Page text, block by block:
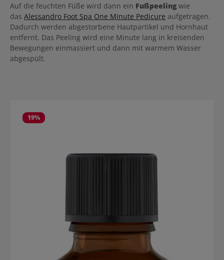
Auf die feuchten Füße wird dann ein Fußpeeling wie
das Alessandro Foot Spa One Minute Pedicure aufgetragen.
Dadurch werden abgestorbene Hautpartikel und Hornhaut
entfernt. Das Peeling wird eine Minute lang in kreisenden
Bewegungen einmassiert und dann mit warmem Wasser
abgespült.
19%